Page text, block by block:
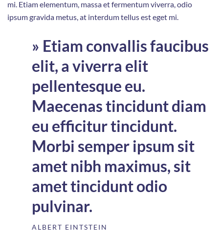
mi. Etiam elementum, massa et fermentum viverra, odio
ipsum gravida metus, at interdum tellus est eget mi.
» Etiam convallis faucibus
elit, a viverra elit
pellentesque eu.
Maecenas tincidunt diam
eu efficitur tincidunt.
Morbi semper ipsum sit
amet nibh maximus, sit
amet tincidunt odio
pulvinar.
ALBERT EINTSTEIN